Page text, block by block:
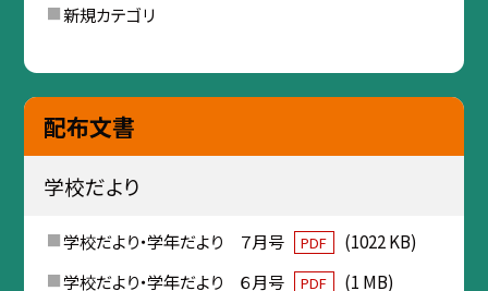
新規カテゴリ
配布文書
学校だより
学校だより・学年だより ７月号 PDF
(1022 KB)
学校だより・学年だより ６月号
PDF
(1 MB)